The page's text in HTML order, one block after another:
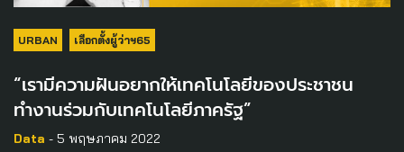
URBAN เลือกตั้งผู้ว่าฯ65
“เรามีความฝันอยากให้เทคโนโลยีของประชาชน
ทำงานร่วมกับเทคโนโลยีภาครัฐ”
Data - 5 พฤษภาคม 2022